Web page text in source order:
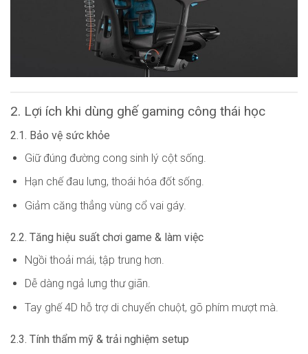
2. Lợi ích khi dùng ghế gaming công thái học
2.1. Bảo vệ sức khỏe
Giữ đúng đường cong sinh lý cột sống.
Hạn chế đau lưng, thoái hóa đốt sống.
Giảm căng thẳng vùng cổ vai gáy.
2.2. Tăng hiệu suất chơi game & làm việc
Ngồi thoải mái, tập trung hơn.
Dễ dàng ngả lưng thư giãn.
Tay ghế 4D hỗ trợ di chuyển chuột, gõ phím mượt mà.
2.3. Tính thẩm mỹ & trải nghiệm setup